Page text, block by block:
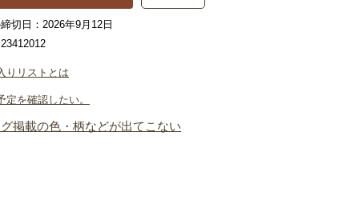
切日：2026年9月12日
りリストとは
定を確認したい。
掲載の色・柄などが出てこない